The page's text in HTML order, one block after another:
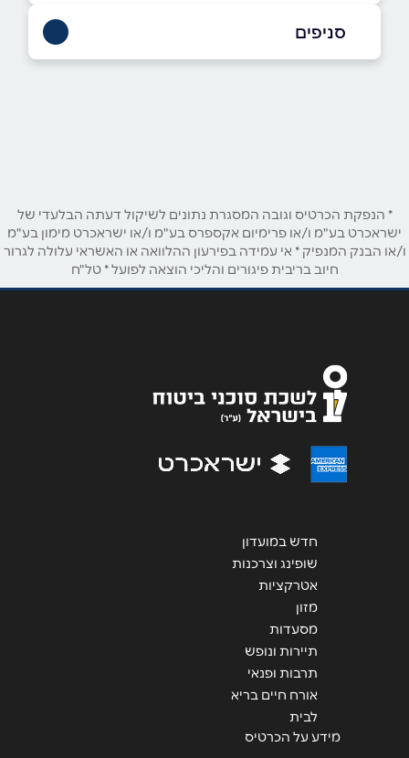
באתר
טלפון*
אימייל *
אנא חזרו אלי בקשר ל...
הודעה*
סניפים
* הנפקת הכרטיס וגובה המסגרת נתונים לשיקול דעתה הבלעדי של
ישראכרט בע"מ ו/או פרימיום אקספרס בע"מ ו/או ישראכרט מימון בע"מ
ו/או הבנק המנפיק * אי עמידה בפירעון ההלוואה או האשראי עלולה לגרור
חיוב בריבית פיגורים והליכי הוצאה לפועל * טל"ח
חדש במועדון
שופינג וצרכנות
אטרקציות
מזון
מסעדות
תיירות ונופש
תרבות ופנאי
אורח חיים בריא
לבית
מידע על הכרטיס